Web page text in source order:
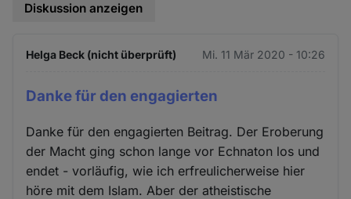
Diskussion anzeigen
Helga Beck (nicht überprüft) Mi. 11 Mär 2020 - 10:26
Danke für den engagierten
Danke für den engagierten Beitrag. Der Eroberung
der Macht ging schon lange vor Echnaton los und
endet - vorläufig, wie ich erfreulicherweise hier
höre mit dem Islam. Aber der atheistische